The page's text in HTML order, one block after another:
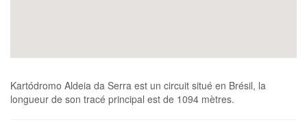
Kartódromo Aldeia da Serra est un circuit situé en Brésil, la
longueur de son tracé principal est de 1094 mètres.